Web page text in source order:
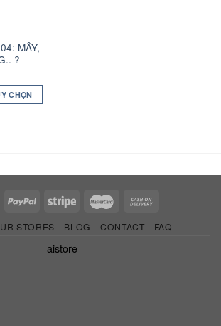
MÂY,
?
CHỌN
STORES BLOG CONTACT FAQ
aistore